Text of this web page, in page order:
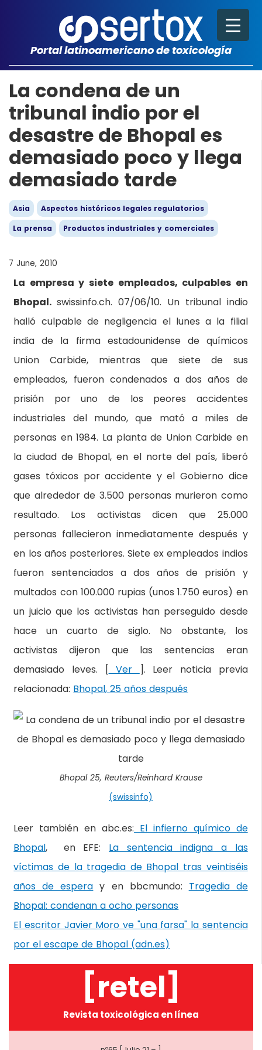
Portal latinoamericano de toxicología
La condena de un
tribunal indio por el
desastre de Bhopal es
demasiado poco y llega
demasiado tarde
Asia
Aspectos históricos legales regulatorios
La prensa
Productos industriales y comerciales
7 June, 2010
La empresa y siete empleados, culpables en
Bhopal.swissinfo.ch. 07/06/10. Un tribunal indio
halló culpable de negligencia el lunes a la filial
india de la firma estadounidense de químicos
Union Carbide, mientras que siete de sus
empleados, fueron condenados a dos años de
prisión por uno de los peores accidentes
industriales del mundo, que mató a miles de
personas en 1984. La planta de Union Carbide en
la ciudad de Bhopal, en el norte del país, liberó
gases tóxicos por accidente y el Gobierno dice
que alrededor de 3.500 personas murieron como
resultado. Los activistas dicen que 25.000
personas fallecieron inmediatamente después y
en los años posteriores. Siete ex empleados indios
fueron sentenciados a dos años de prisión y
multados con 100.000 rupias (unos 1.750 euros) en
un juicio que los activistas han perseguido desde
hace un cuarto de siglo. No obstante, los
activistas dijeron que las sentencias eran
demasiado leves. [ Ver ]. Leer noticia previa
relacionada: Bhopal, 25 años después
Bhopal 25, Reuters/Reinhard Krause
(swissinfo)
Leer también en abc.es: El infierno químico de
Bhopal, en EFE: La sentencia indigna a las
víctimas de la tragedia de Bhopal tras veintiséis
años de espera y en bbcmundo: Tragedia de
Bhopal: condenan a ocho personas
El escritor Javier Moro ve "una farsa" la sentencia
por el escape de Bhopal (adn.es)
[retel]
Revista toxicológica en línea